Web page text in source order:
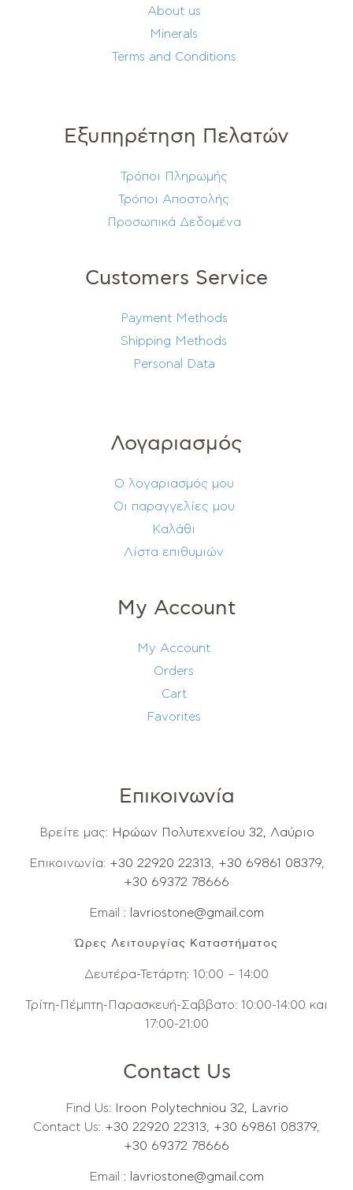
About us
Minerals
Terms and Conditions
Εξυπηρέτηση Πελατών
Τρόποι Πληρωμής
Τρόποι Αποστολής
Προσωπικά Δεδομένα
Customers Service
Payment Methods
Shipping Methods
Personal Data
Λογαριασμός
Ο λογαριασμός μου
Οι παραγγελίες μου
Καλάθι
Λίστα επιθυμιών
My Account
My Account
Orders
Cart
Favorites
Επικοινωνία
Βρείτε μας: Ηρώων Πολυτεχνείου 32, Λαύριο
Επικοινωνία: +30 22920 22313 +30 69861 08379,
+30 69372 78666
Email : lavriostone@gmail.com
Ώρες Λειτουργίας Καταστήματος
Δευτέρα-Τετάρτη: 10:00 – 14:00
Τρίτη-Πέμπτη-Παρασκευή-Σαββατο: 10:00-14:00 και
17:00-21:00
Contact Us
Find Us:
Iroon Polytechniou 32, Lavrio
Contact Us: +30 22920 22313 +30 69861 08379
+30 69372 78666
Email : lavriostone@gmail.com